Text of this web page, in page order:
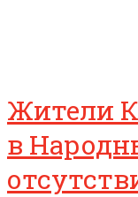
Жители
в